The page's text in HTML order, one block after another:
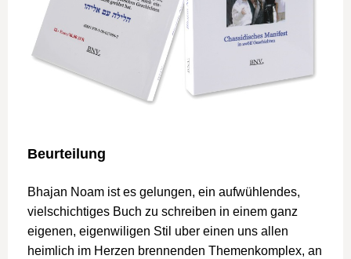
Beurteilung
Bhajan Noam ist es gelungen, ein aufwühlendes,
vielschichtiges Buch zu schreiben in einem ganz
eigenen, eigenwiligen Stil uber einen uns allen
heimlich im Herzen brennenden Themenkomplex, an